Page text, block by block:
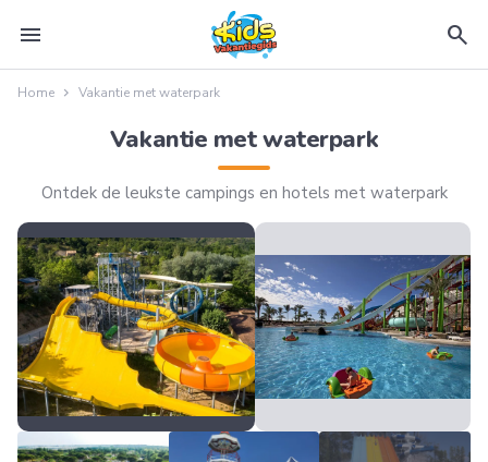
menu search
Home Vakantie met waterpark
Vakantie met waterpark
Ontdek de leukste campings en hotels met waterpark